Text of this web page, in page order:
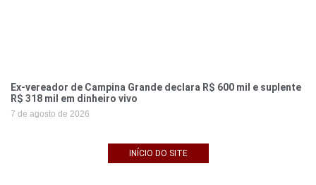
Ex-vereador de Campina Grande declara R$ 600 mil e suplente
R$ 318 mil em dinheiro vivo
7 de agosto de 2026
INÍCIO DO SITE